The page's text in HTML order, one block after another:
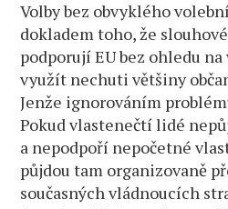
Volby bez obvyklého
dokladem toho, že
podporují EU bez ohledu
využít nechuti většiny
Jenže ignorováním
Pokud vlastenečtí lidé
a nepodpoří nepočetné
půjdou tam organizovaně
současných vládnoucích